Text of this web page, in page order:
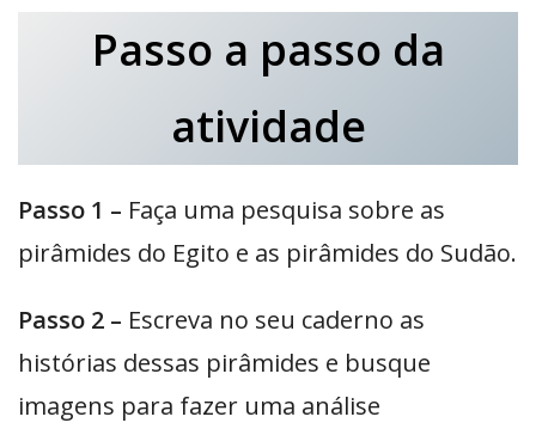
Passo a passo da
atividade
Passo 1 – Faça uma pesquisa sobre as
pirâmides do Egito e as pirâmides do Sudão.
Passo 2 – Escreva no seu caderno as
histórias dessas pirâmides e busque
imagens para fazer uma análise